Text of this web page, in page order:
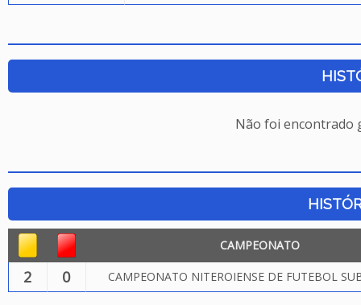
Não foi encontrado
CAMPEONATO
2 0 CAMPEONATO NITEROIENSE DE FUTEBOL